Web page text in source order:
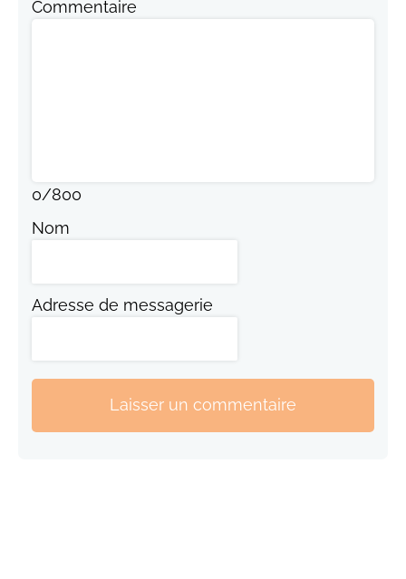
Commentaire
0/800
Nom
Adresse de messagerie
Laisser un commentaire